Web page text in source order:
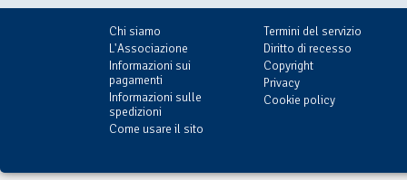
Chi siamo
L'Associazione
Informazioni sui
pagamenti
Informazioni sulle
spedizioni
Come usare il sito
Termini del servizio
Diritto di recesso
Copyright
Privacy
Cookie policy